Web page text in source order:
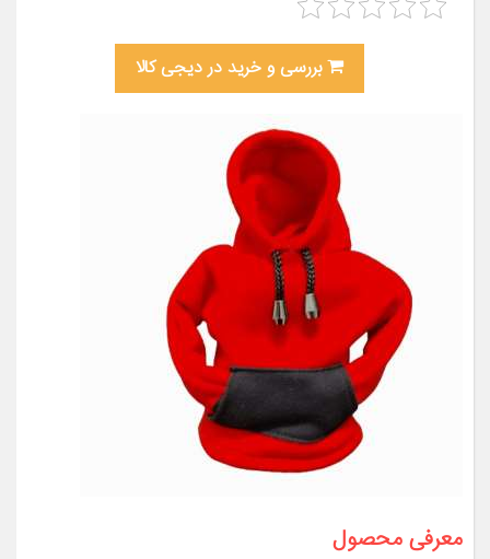
بررسی و خرید در دیجی کالا
معرفی محصول